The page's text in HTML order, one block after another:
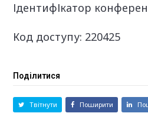
ІдентифІкатор
Код доступу: 220425
Поділитися
Твітнути Поширити